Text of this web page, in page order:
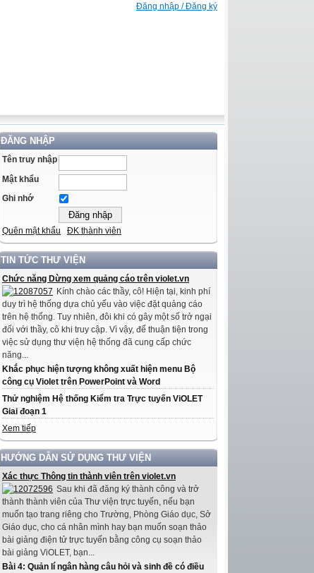
Đăng nhập / Đăng ký
ĐĂNG NHẬP
Tên truy nhập
Mật khẩu
Ghi nhớ
Quên mật khẩu ĐK thành viên
TIN TỨC THƯ VIỆN
Chức năng Dừng xem quảng cáo trên violet.vn
Kính chào các thầy, cô! Hiện tại, kinh phí
duy trì hệ thống dựa chủ yếu vào việc đặt quảng cáo
trên hệ thống. Tuy nhiên, đôi khi có gây một số trở ngại
đối với thầy, cô khi truy cập. Vì vậy, để thuận tiện trong
việc sử dụng thư viện hệ thống đã cung cấp chức
năng...
Khắc phục hiện tượng không xuất hiện menu Bộ
công cụ Violet trên PowerPoint và Word
Thử nghiệm Hệ thống Kiểm tra Trực tuyến ViOLET
Giai đoạn 1
Xem tiếp
HƯỚNG DẪN SỬ DỤNG THƯ VIỆN
Xác thực Thông tin thành viên trên violet.vn
Sau khi đã đăng ký thành công và trở
thành thành viên của Thư viện trực tuyến, nếu bạn
muốn tạo trang riêng cho Trường, Phòng Giáo dục, Sở
Giáo dục, cho cá nhân mình hay bạn muốn soạn thảo
bài giảng điện tử trực tuyến bằng công cụ soạn thảo
bài giảng ViOLET, bạn...
Bài 4: Quản lí ngân hàng câu hỏi và sinh đề có điều